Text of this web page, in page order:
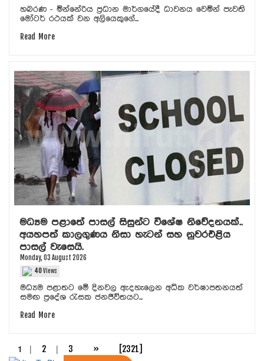
හබරණ - මින්නේරිය ප්‍රධාන මාර්ගයේදී ධාවනය වෙමින් පැවති
මෝටර් රථයක් වන අලියෙකුගේ...
Read More
මධ්‍යම පළාතේ පාසල් සිසුන්ට විශේෂ නිවේදනයක්..
අයහපත් කාලගුණය නිසා හැටන් සහ නුවරඑළිය
පාසල් වැසෙයි.
Monday, 03 August 2026
40Views
මධ්‍යම පළාතට මේ දිනවල ඇදහැලෙන අධික වර්ෂාපතනයත්
සමඟ ප්‍රදේශ රැසක ජනජීවිතයට...
Read More
1 | 2 | 3 » [2321]